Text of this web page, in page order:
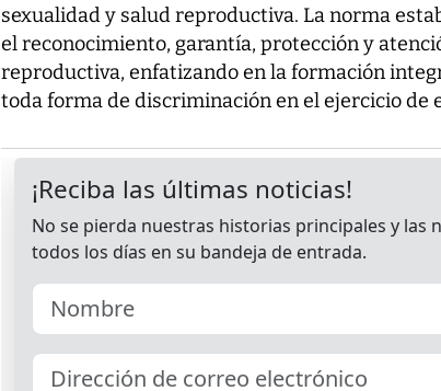
sexualidad y salud reproductiva. La norma
el reconocimiento, garantía, protección y
reproductiva, enfatizando en la formación
toda forma de discriminación en el ejercicio de